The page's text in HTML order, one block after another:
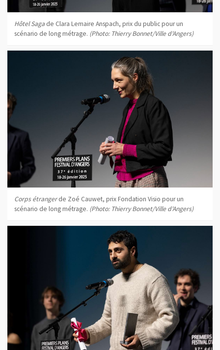
Hôtel Sagade Clara Lemaire Anspach, prix du public pour un
scénario de long métrage. (Photo: Thierry Bonnet/Ville d'Angers)
Corps étrangerde Zoé Cauwet, prix Fondation Visio pour un
scénario de long métrage. (Photo: Thierry Bonnet/Ville d'Angers)